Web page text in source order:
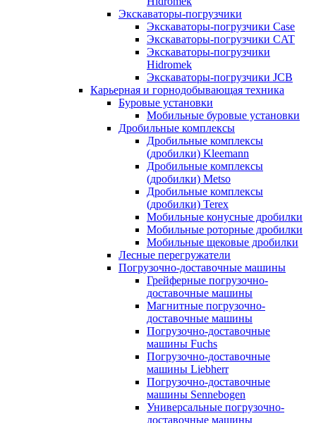
Экскаваторы-погрузчики
Экскаваторы-погрузчики Case
Экскаваторы-погрузчики CAT
Экскаваторы-погрузчики
Hidromek
Экскаваторы-погрузчики JCB
Карьерная и горнодобывающая техника
Буровые установки
Мобильные буровые установки
Дробильные комплексы
Дробильные комплексы
(дробилки) Kleemann
Дробильные комплексы
(дробилки) Metso
Дробильные комплексы
(дробилки) Terex
Мобильные конусные дробилки
Мобильные роторные дробилки
Мобильные щековые дробилки
Лесные перегружатели
Погрузочно-доставочные машины
Грейферные погрузочно-
доставочные машины
Магнитные погрузочно-
доставочные машины
Погрузочно-доставочные
машины Fuchs
Погрузочно-доставочные
машины Liebherr
Погрузочно-доставочные
машины Sennebogen
Универсальные погрузочно-
доставочные машины